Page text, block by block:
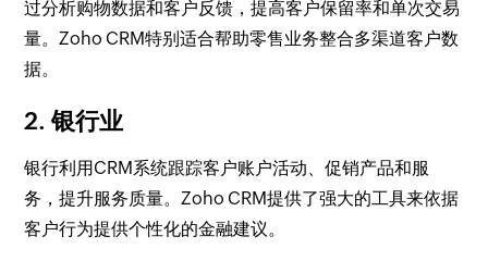
过分析购物数据和客户反馈，提高客户保留率和单次交易
量。Zoho CRM特别适合帮助零售业务整合多渠道客户数
据。
2. 银行业
银行利用CRM系统跟踪客户账户活动、促销产品和服
务，提升服务质量。Zoho CRM提供了强大的工具来依据
客户行为提供个性化的金融建议。